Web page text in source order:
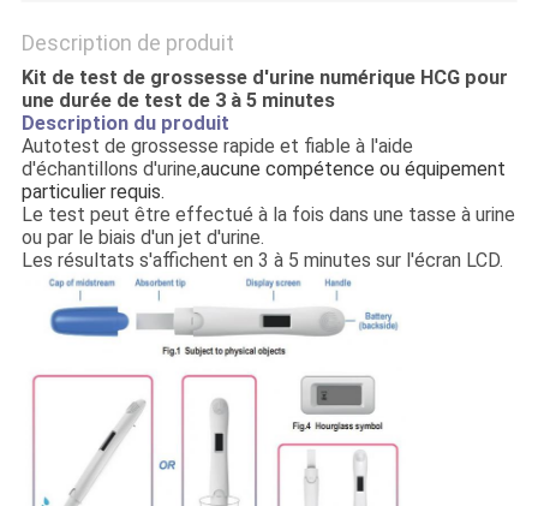
Description de produit
Kit de test de grossesse d'urine numérique HCG pour
une durée de test de 3 à 5 minutes
Description du produit
Autotest de grossesse rapide et fiable à l'aide
d'échantillons d'urine,aucune compétence ou équipement
particulier requis.
Le test peut être effectué à la fois dans une tasse à urine
ou par le biais d'un jet d'urine.
Les résultats s'affichent en 3 à 5 minutes sur l'écran LCD.